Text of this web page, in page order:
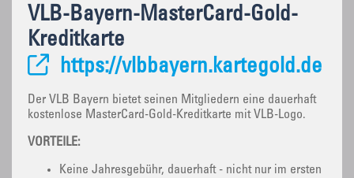
VLB-Bayern-MasterCard-Gold-
Kreditkarte
https://vlbbayern.kartegold.de
Der VLB Bayern bietet seinen Mitgliedern eine dauerhaft
kostenlose MasterCard-Gold-Kreditkarte mit VLB-Logo.
VORTEILE:
Keine Jahresgebühr, dauerhaft - nicht nur im ersten